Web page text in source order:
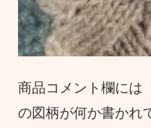
商品コメント欄には
の図柄が何か書かれ